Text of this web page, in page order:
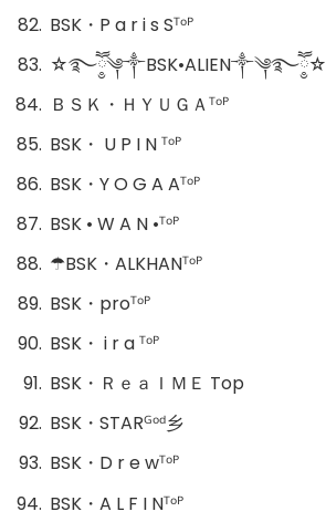
BSK・P a r i s Sᵀᵒᴾ
☆࿐ཽ༵༆༒BSK•ALIEN༒༆࿐ཽ༵☆
ＢＳＫ・ＨＹＵＧＡᵀᵒᴾ
BSK・ U P I N ᵀᵒᴾ
BSK・Y O G A Aᵀᵒᴾ
BSK • W A N •ᵀᵒᴾ
☂BSK・ALKHANᵀᵒᴾ
BSK・proᵀᵒᴾ
BSK・ i r a ᵀᵒᴾ
BSK・ＲｅａＩＭＥ Top
BSK・STARᴳᵒᵈ乡
BSK・D r e wᵀᵒᴾ
BSK・A L F I Nᵀᵒᴾ